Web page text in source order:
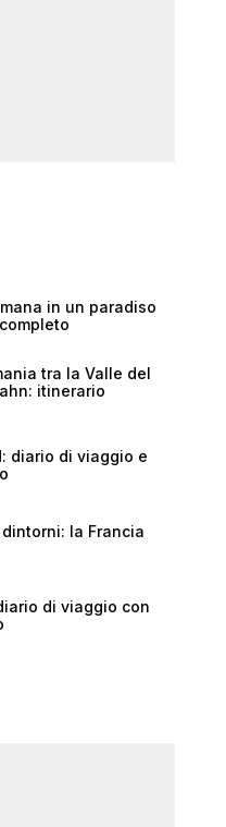
in un paradiso
tra la Valle del
itinerario
diario di viaggio e
la Francia
di viaggio con